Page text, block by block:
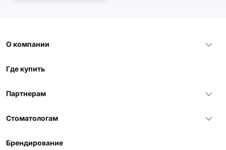
О компании
Где купить
Партнерам
Стоматологам
Брендирование